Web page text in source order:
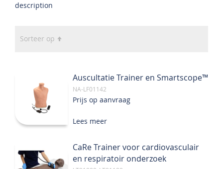
description
Sorteer op
sorteren
Auscultatie Trainer en Smartscope™
NA-LF01142
Prijs op aanvraag
Lees meer
CaRe Trainer voor cardiovasculair
en respiratoir onderzoek